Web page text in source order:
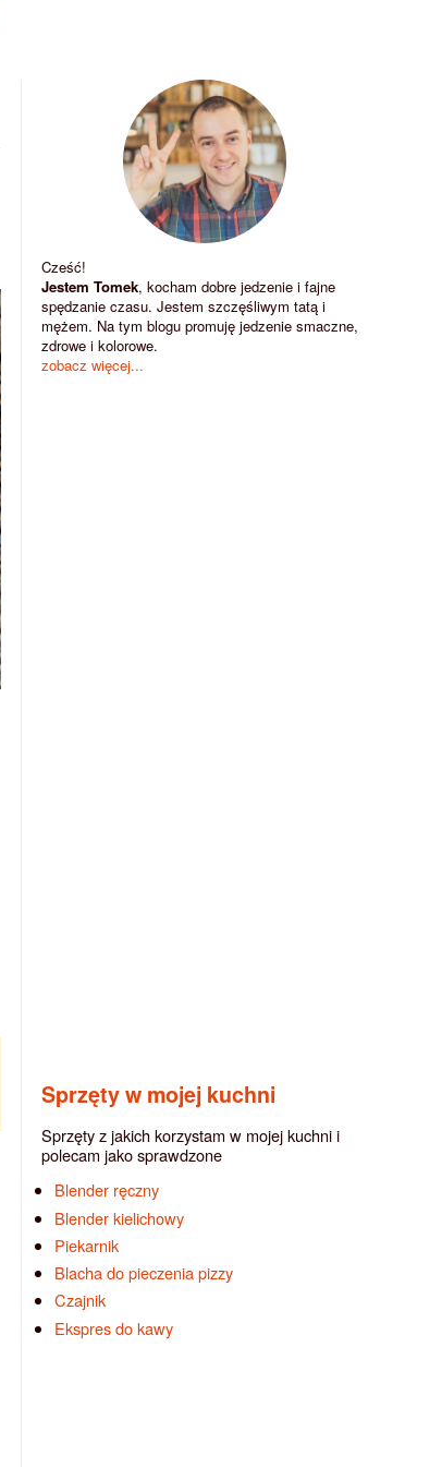
Cześć!
Jestem Tomek, kocham dobre jedzenie i fajne
spędzanie czasu. Jestem szczęśliwym tatą i
mężem. Na tym blogu promuję jedzenie smaczne,
zdrowe i kolorowe.
zobacz więcej...
Sprzęty w mojej kuchni
Sprzęty z jakich korzystam w mojej kuchni i
polecam jako sprawdzone
Blender ręczny
Blender kielichowy
Piekarnik
Blacha do pieczenia pizzy
Czajnik
Ekspres do kawy